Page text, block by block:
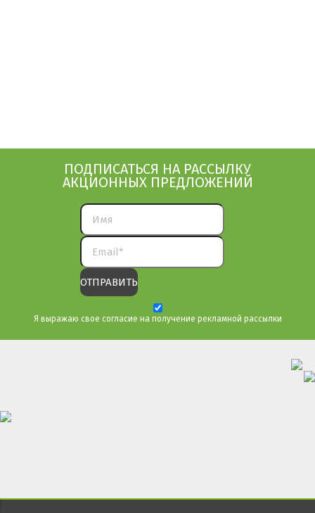
ПОДПИСАТЬСЯ НА РАССЫЛКУ
АКЦИОННЫХ ПРЕДЛОЖЕНИЙ
Я выражаю свое согласие на получение рекламной рассылки